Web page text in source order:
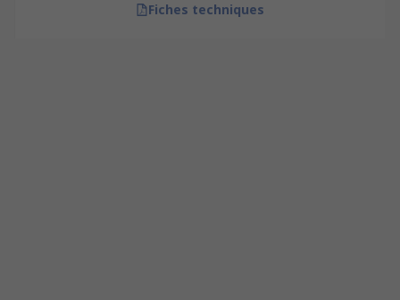
Fiches techniques